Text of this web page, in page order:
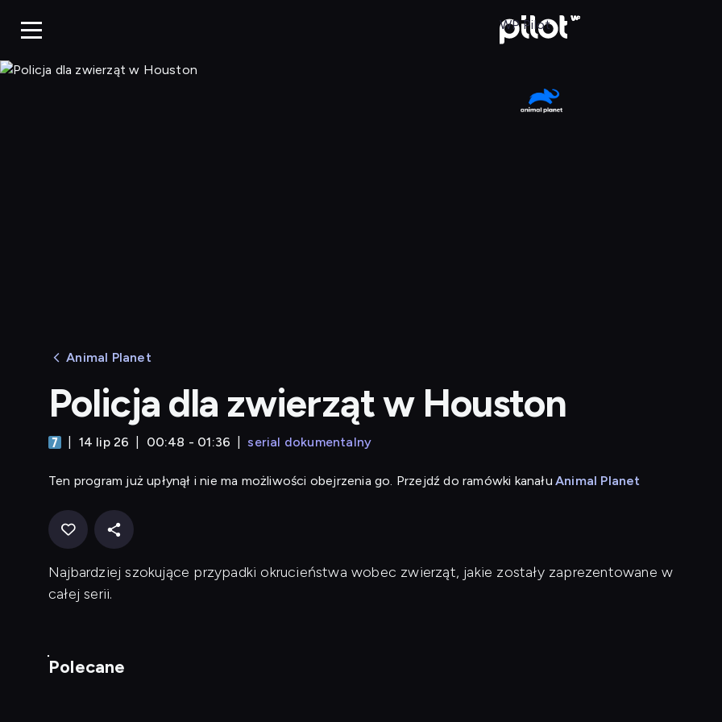
WP Pilot
Animal Planet
Policja dla zwierząt w Houston
14 lip 26 00:48 - 01:36 serial dokumentalny
Ten program już upłynął i nie ma możliwości obejrzenia go. Przejdź do ramówki kanału Animal Planet
Najbardziej szokujące przypadki okrucieństwa wobec zwierząt, jakie zostały zaprezentowane w
całej serii.
Polecane